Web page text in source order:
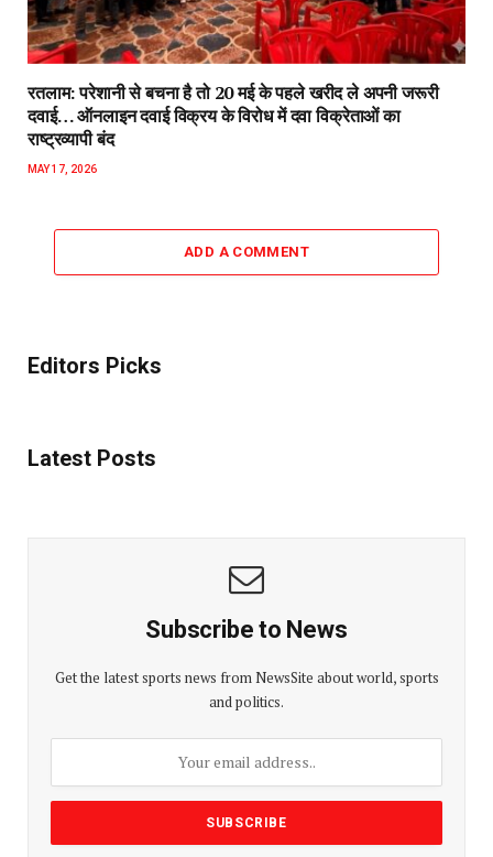
रतलाम: परेशानी से बचना है तो 20 मई के पहले खरीद ले अपनी जरूरी
दवाई… ऑनलाइन दवाई विक्रय के विरोध में दवा विक्रेताओं का
राष्ट्रव्यापी बंद
MAY 17, 2026
ADD A COMMENT
Editors Picks
Latest Posts
Subscribe to News
Get the latest sports news from NewsSite about world, sports
and politics.